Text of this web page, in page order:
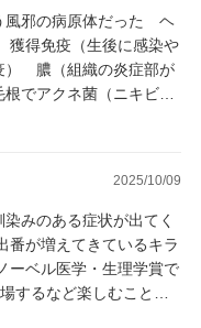
風邪の病原体だった ヘ
得免疫（生後に感染や
） 膿（組織の炎症部が
でアクネ菌（ニキビの
た
2025/10/09
みのある症状が出てく
番が増えてきているキラ
ーベル医学・生理学賞で
するなど楽しむことが